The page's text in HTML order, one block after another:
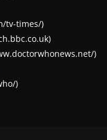
tv-times/)
)
)